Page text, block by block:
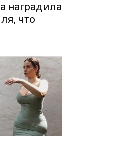
наградила
что